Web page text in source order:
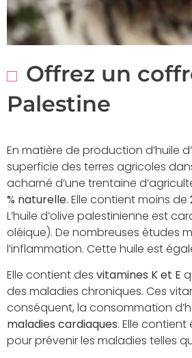
Offrez un
Palestine
En matière de production d’huile
superficie des terres agricoles
acharné d’une trentaine
% naturelle. Elle contient moins de
L’huile d’olive palestinienne est
oléique). De nombreuses études
l’inflammation. Cette huile est
Elle contient des vitamines K et E
des maladies chroniques. Ces
conséquent, la consommation
maladies cardiaques. Elle
pour prévenir les maladies telles